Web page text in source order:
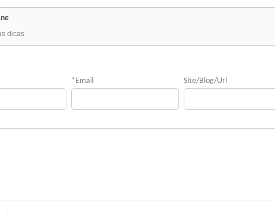
dicas
* Email Site/Blog/Url